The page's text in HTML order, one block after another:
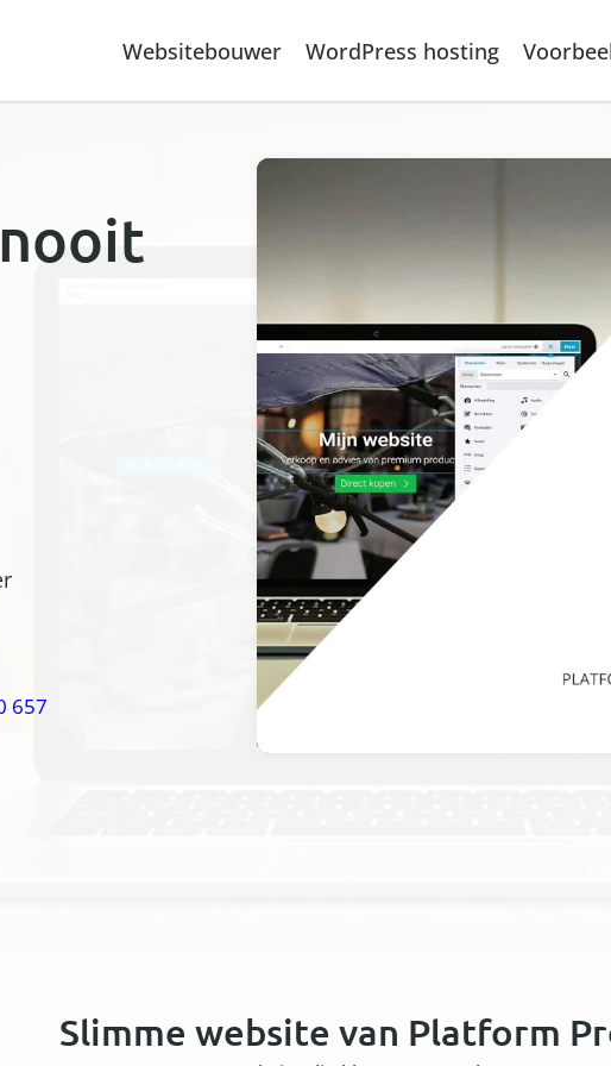
Websitebouwer WordPress hosting
657
Slimme website van Platform